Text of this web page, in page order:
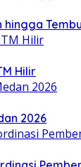
hingga
Hilir
2026